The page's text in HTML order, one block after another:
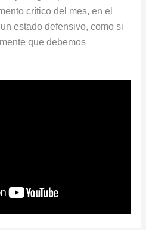
crítico del mes, en el
estado defensivo, como si
que debemos